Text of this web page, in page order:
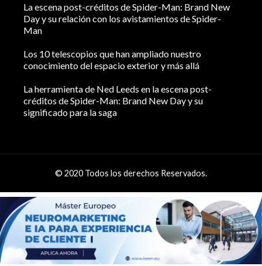
La escena post-créditos de Spider-Man: Brand New
Day y su relación con los avistamientos de Spider-
Man
Los 10 telescopios que han ampliado nuestro
conocimiento del espacio exterior y más allá
La herramienta de Ned Leeds en la escena post-
créditos de Spider-Man: Brand New Day y su
significado para la saga
© 2020 Todos los derechos Reservados.